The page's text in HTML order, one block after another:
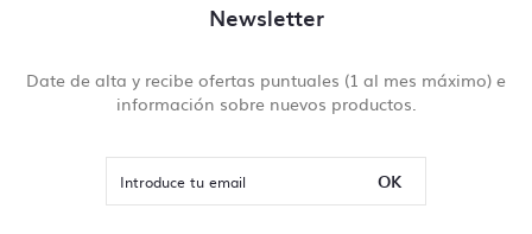
Newsletter
Date de alta y recibe ofertas puntuales (1 al mes máximo) e
información sobre nuevos productos.
OK